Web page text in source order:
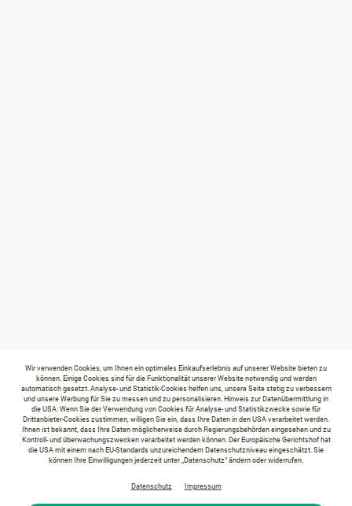
Wir verwenden Cookies, um Ihnen ein optimales Einkaufserlebnis auf unserer Website bieten zu
können. Einige Cookies sind für die Funktionalität unserer Website notwendig und werden
automatisch gesetzt. Analyse- und Statistik-Cookies helfen uns, unsere Seite stetig zu verbessern
und unsere Werbung für Sie zu messen und zu personalisieren. Hinweis zur Datenübermittlung in
die USA: Wenn Sie der Verwendung von Cookies für Analyse- und Statistikzwecke sowie für
Drittanbieter-Cookies zustimmen, willigen Sie ein, dass Ihre Daten in den USA verarbeitet werden.
Ihnen ist bekannt, dass Ihre Daten möglicherweise durch Regierungsbehörden eingesehen und zu
Kontroll- und überwachungszwecken verarbeitet werden können. Der Europäische Gerichtshof hat
die USA mit einem nach EU-Standards unzureichendem Datenschutzniveau eingeschätzt. Sie
können Ihre Einwilligungen jederzeit unter „Datenschutz“ ändern oder widerrufen.
Datenschutz Impressum